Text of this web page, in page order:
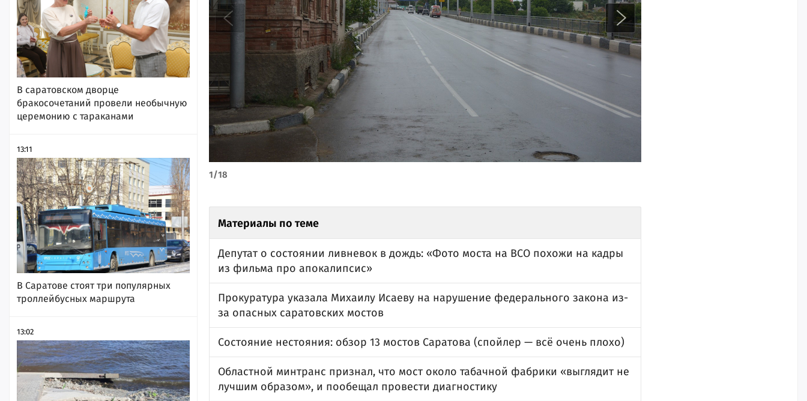
В саратовском дворце
бракосочетаний провели необычную
церемонию с тараканами
13:11
В Саратове стоят три популярных
троллейбусных маршрута
13:02
1/18
Материалы по теме
Депутат о состоянии ливневок в дождь: «Фото моста на ВСО похожи на кадры
из фильма про апокалипсис»
Прокуратура указала Михаилу Исаеву на нарушение федерального закона из-
за опасных саратовских мостов
Состояние нестояния: обзор 13 мостов Саратова (спойлер — всё очень плохо)
Областной минтранс признал, что мост около табачной фабрики «выглядит не
лучшим образом», и пообещал провести диагностику